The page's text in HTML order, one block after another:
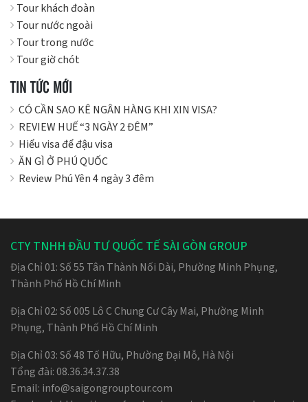
Tour khách đoàn
Tour nước ngoài
Tour trong nước
Tour giờ chót
TIN TỨC MỚI
CÓ CẦN SAO KÊ NGÂN HÀNG KHI XIN VISA?
REVIEW HUẾ “3 NGÀY 2 ĐÊM”
Hiểu visa để đậu visa
ĂN GÌ Ở PHÚ QUỐC
Review Phú Yên 4 ngày 3 đêm
CTY TNHH ĐẦU TƯ QUỐC TẾ SÀI GÒN GROUP
Địa Chỉ 01: Số 55 Tân Thành Nối Dài, Phường Minh Phụng,
Thành Phố Hồ Chí Minh
Địa Chỉ 02: Số 005 Lô C Chung Cư Cây Mai, Phường Minh
Phụng, Thành Phố Hồ Chí Minh
Địa Chỉ 03: Số 48 Tố Hữu, Phường Đại Mỗ, Hà Nội
Tổng đài: 08.36.34.37.38
Email: info@saigongrouptour.com